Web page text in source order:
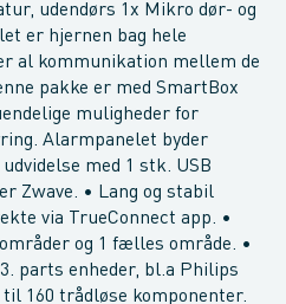
udendørs 1x Mikro dør- og
er hjernen bag hele
al kommunikation mellem de
pakke er med SmartBox
muligheder for
Alarmpanelet byder
med 1 stk. USB
Zwave. • Lang og stabil
via TrueConnect app. •
og 1 fælles område. •
parts enheder, bl.a Philips
160 trådløse komponenter.